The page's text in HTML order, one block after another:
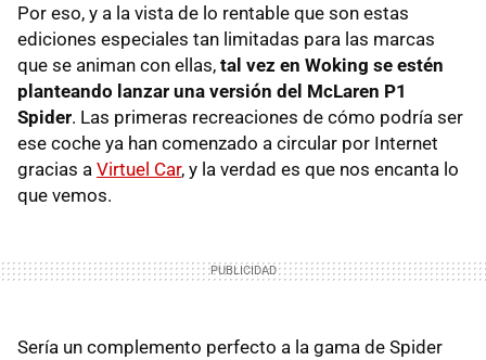
Por eso, y a la vista de lo rentable que son estas
ediciones especiales tan limitadas para las marcas
que se animan con ellas, tal vez en Woking se estén
planteando lanzar una versión del McLaren P1
Spider. Las primeras recreaciones de cómo podría ser
ese coche ya han comenzado a circular por Internet
gracias a Virtuel Car, y la verdad es que nos encanta lo
que vemos.
Sería un complemento perfecto a la gama de Spider